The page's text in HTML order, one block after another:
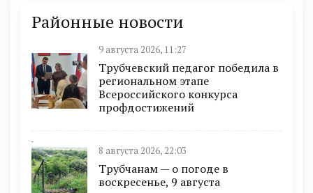
Районные новости
9 августа 2026, 11:27
Трубчевский педагог победила в
региональном этапе
Всероссийского конкурса
профдостижений
8 августа 2026, 22:03
Трубчанам — о погоде в
воскресенье, 9 августа